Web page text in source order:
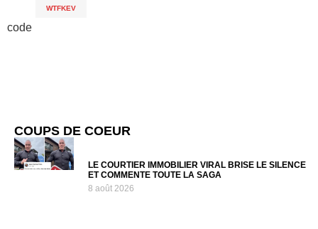
WTFKEV
code
COUPS DE COEUR
LE COURTIER IMMOBILIER VIRAL BRISE LE SILENCE
ET COMMENTE TOUTE LA SAGA
8 août 2026